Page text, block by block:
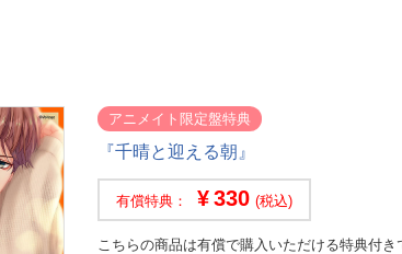
アニメイト限定盤特典
『千晴と迎える朝』
有償特典： 330 (税込)
こちらの商品は有償で購入いただける特典付